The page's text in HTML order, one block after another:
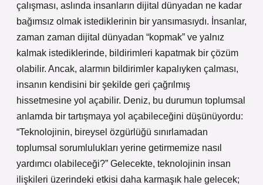
çalışması, aslında insanların dijital dünyadan ne kadar
bağımsız olmak istediklerinin bir yansımasıydı. İnsanlar,
zaman zaman dijital dünyadan “kopmak” ve yalnız
kalmak istediklerinde, bildirimleri kapatmak bir çözüm
olabilir. Ancak, alarmın bildirimler kapalıyken çalması,
insanın kendisini bir şekilde geri çağrılmış
hissetmesine yol açabilir. Deniz, bu durumun toplumsal
anlamda bir tartışmaya yol açabileceğini düşünüyordu:
“Teknolojinin, bireysel özgürlüğü sınırlamadan
toplumsal sorumlulukları yerine getirmemize nasıl
yardımcı olabileceği?” Gelecekte, teknolojinin insan
ilişkileri üzerindeki etkisi daha karmaşık hale gelecek;